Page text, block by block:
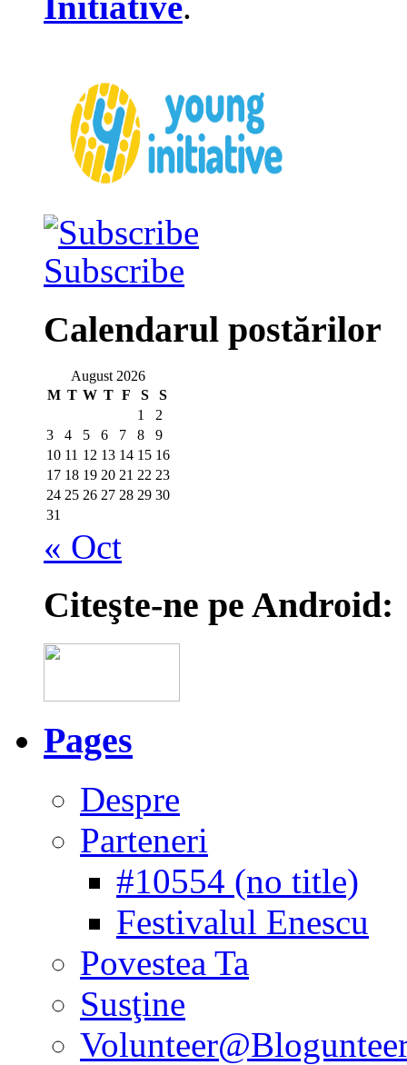
Subscribe
Calendarul postărilor
August 2026
M T W T F S
S
1
2
3
4 5 6 7 8
9
10 11 12 13 14 15 16
17 18 19 20 21 22 23
24 25 26 27 28 29 30
31
« Oct
Citeşte-ne pe Android:
Pages
Despre
Parteneri
#10554 (no title)
Festivalul Enescu
Povestea Ta
Susţine